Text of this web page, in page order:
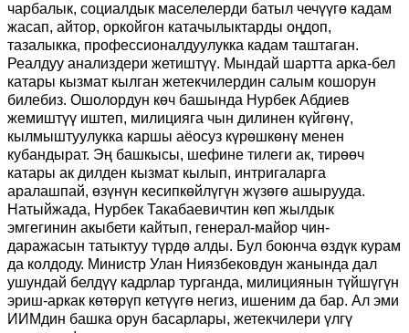
чарбалык, социалдык маселелерди батыл чечүүгө кадам
жасап, айтор, оркойгон катачылыктарды оңдоп,
тазалыкка, профессионалдуулукка кадам таштаган.
Реалдуу анализдери жетиштүү. Мындай шартта арка-бел
катары кызмат кылган жетекчилердин салым кошорун
билебиз. Ошолордун көч башында Нурбек Абдиев
жемиштүү иштеп, милицияга чын дилинен күйгөнү,
кылмыштуулукка каршы аёосуз күрөшкөнү менен
кубандырат. Эң башкысы, шефине тилеги ак, тирөөч
катары ак дилден кызмат кылып, интригаларга
аралашпай, өзүнүн кесипкөйлүгүн жүзөгө ашырууда.
Натыйжада, Нурбек Такабаевичтин көп жылдык
эмгегинин акыбети кайтып, генерал-майор чин-
даражасын татыктуу түрдө алды. Бул боюнча өздүк курам
да колдоду. Министр Улан Ниязбековдун жанында дал
ушундай белдүү кадрлар турганда, милициянын түйшүгүн
эриш-аркак көтөрүп кетүүгө негиз, ишеним да бар. Ал эми
ИИМдин башка орун басарлары, жетекчилери үлгү